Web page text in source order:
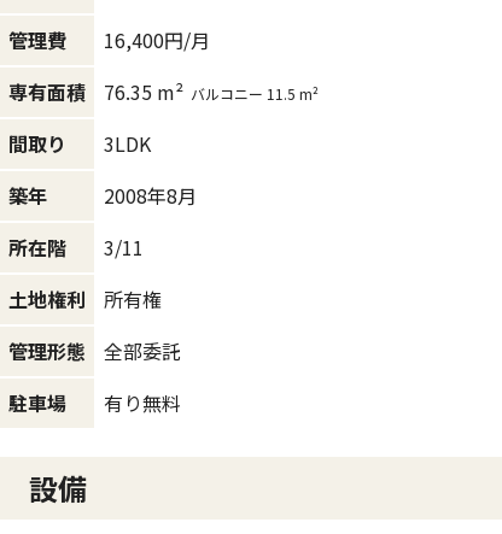
管理費 16,400円/月
専有面積
76.35 m² バルコニー 11.5 m²
間取り
3LDK
築年
2008年8月
所在階
3/11
土地権利
所有権
管理形態
全部委託
駐車場
有り無料
設備